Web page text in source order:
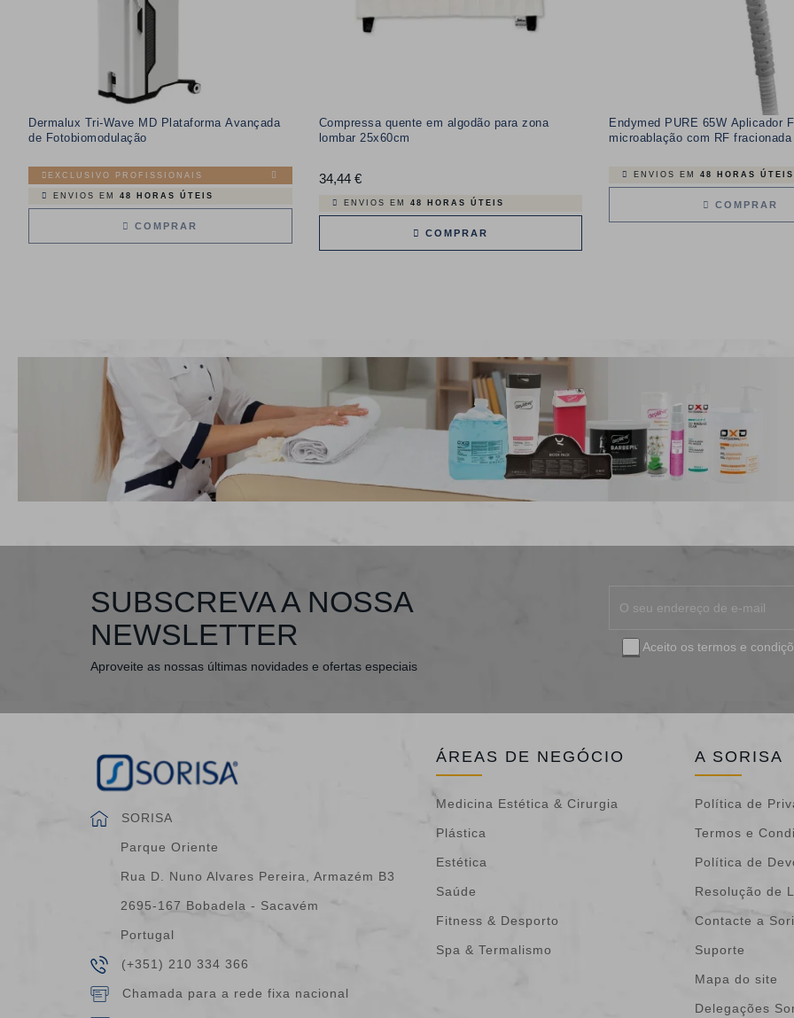
Dermalux Tri-Wave MD Plataforma Avançada
de Fotobiomodulação
EXCLUSIVO PROFISSIONAIS
ENVIOS EM 48 HORAS ÚTEIS
COMPRAR
Compressa quente em algodão para zona
lombar 25x60cm
34,44 €Preço
ENVIOS EM 48 HORAS ÚTEIS
COMPRAR
Endymed PURE 65W Aplicador
microablação com RF fracionada
ENVIOS EM 48 HORAS ÚTEIS
COMPRAR
SUBSCREVA A NOSSA
NEWSLETTER
Aproveite as nossas últimas novidades e ofertas especiais
Aceito os termos e
SORISA
Parque Oriente
Rua D. Nuno Alvares Pereira, Armazém B3
2695-167 Bobadela - Sacavém
Portugal
(+351) 210 334 366
Chamada para a rede fixa nacional
ÁREAS DE NEGÓCIO
Medicina Estética & Cirurgia
Plástica
Estética
Saúde
Fitness & Desporto
Spa & Termalismo
A SORISA
Política de
Termos e
Política de
Resolução de
Contacte a
Suporte
Mapa do site
Delegações